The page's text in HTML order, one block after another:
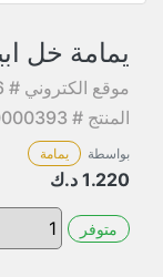
يمامة خل ابيض 1000مل
موقع الكتروني # 103426
المنتج # 5200000393
بواسطة يمامة
1.220 د.ك
متوفر